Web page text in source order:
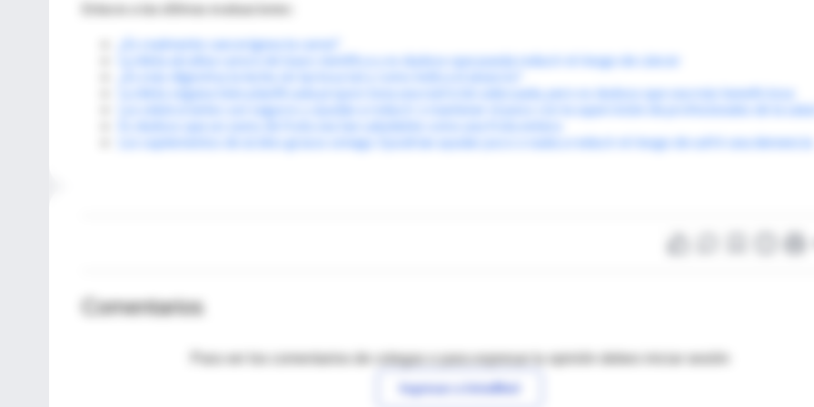
Enlaces a las últimas evaluaciones:
¿Es realmente cancerígena la carne?
La dieta alcalina carece de base científica y es dudoso que pueda reducir el riesgo de cáncer
La dieta vegana bien planificada proporciona una nutrición adecuada, pero es dudoso que sea más beneficiosa
Los edulcorantes son seguros y ayudan a reducir o mantener el peso con la supervisión de profesionales de la
Los suplementos de ácidos grasos omega 3 podrían ayudar poco o nada a reducir el riesgo de sufrir una demencia
Comentarios
Para ver los comentarios de colegas o para expresar tu opinión debes iniciar sesión
Ingresar a IntraMed